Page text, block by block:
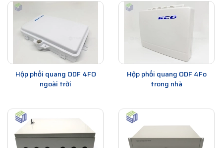
Hộp phối quang ODF 4FO
ngoài trời
Hộp phối quang ODF 4Fo
trong nhà